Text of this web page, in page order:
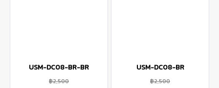
USM-DC08-BR-BR
฿2,500
USM-DC08-BR
฿2,500